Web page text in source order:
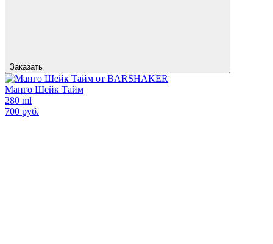
Заказать
Манго Шейк Тайм
280 ml
700 руб.